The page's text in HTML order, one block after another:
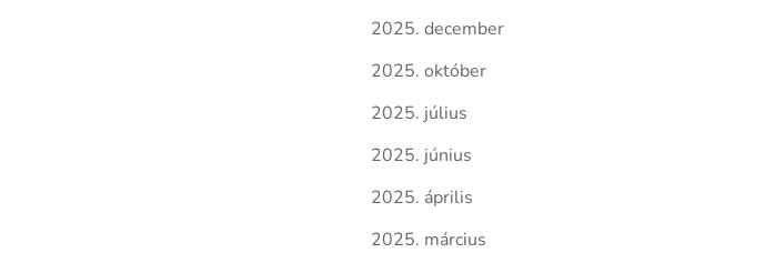
2025. december
2025. október
2025. július
2025. június
2025. április
2025. március